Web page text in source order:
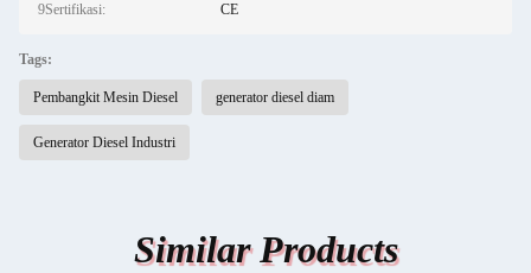
9Sertifikasi: CE
Tags:
Pembangkit Mesin Diesel generator diesel diam
Generator Diesel Industri
Similar Products